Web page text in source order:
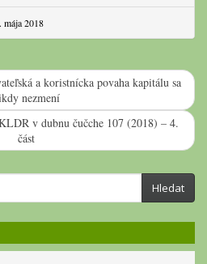
mája 2018
a koristnícka povaha kapitálu sa
nezmení
v dubnu čučche 107 (2018) – 4.
část
Hledat